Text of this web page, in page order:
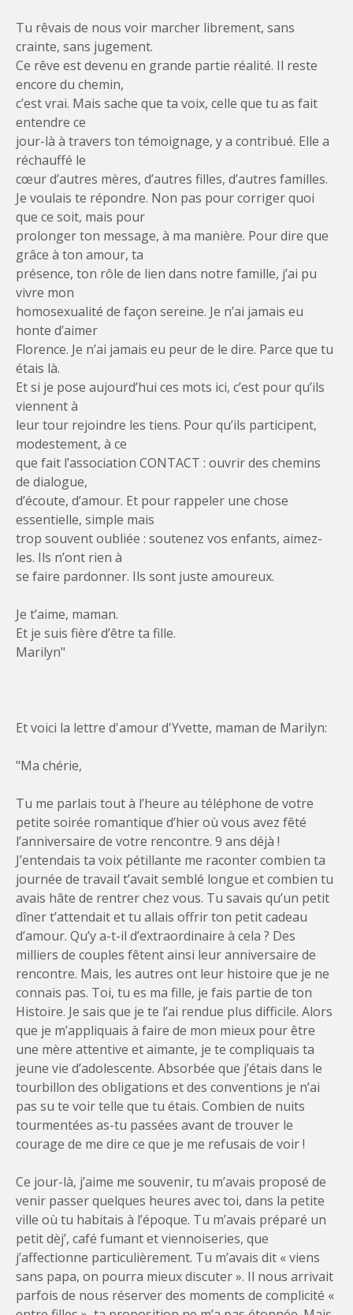
Tu rêvais de nous voir marcher librement, sans
crainte, sans jugement.
Ce rêve est devenu en grande partie réalité. Il reste
encore du chemin,
c’est vrai. Mais sache que ta voix, celle que tu as fait
entendre ce
jour-là à travers ton témoignage, y a contribué. Elle a
réchauffé le
cœur d’autres mères, d’autres filles, d’autres familles.
Je voulais te répondre. Non pas pour corriger quoi
que ce soit, mais pour
prolonger ton message, à ma manière. Pour dire que
grâce à ton amour, ta
présence, ton rôle de lien dans notre famille, j’ai pu
vivre mon
homosexualité de façon sereine. Je n’ai jamais eu
honte d’aimer
Florence. Je n’ai jamais eu peur de le dire. Parce que tu
étais là.
Et si je pose aujourd’hui ces mots ici, c’est pour qu’ils
viennent à
leur tour rejoindre les tiens. Pour qu’ils participent,
modestement, à ce
que fait l’association CONTACT : ouvrir des chemins
de dialogue,
d’écoute, d’amour. Et pour rappeler une chose
essentielle, simple mais
trop souvent oubliée : soutenez vos enfants, aimez-
les. Ils n’ont rien à
se faire pardonner. Ils sont juste amoureux.
Je t’aime, maman.
Et je suis fière d’être ta fille.
Marilyn"
Et voici la lettre d'amour d'Yvette, maman de Marilyn:
"Ma chérie,
Tu me parlais tout à l’heure au téléphone de votre
petite soirée romantique d’hier où vous avez fêté
l’anniversaire de votre rencontre. 9 ans déjà !
J’entendais ta voix pétillante me raconter combien ta
journée de travail t’avait semblé longue et combien tu
avais hâte de rentrer chez vous. Tu savais qu’un petit
dîner t’attendait et tu allais offrir ton petit cadeau
d’amour. Qu’y a-t-il d’extraordinaire à cela ? Des
milliers de couples fêtent ainsi leur anniversaire de
rencontre. Mais, les autres ont leur histoire que je ne
connais pas. Toi, tu es ma fille, je fais partie de ton
Histoire. Je sais que je te l’ai rendue plus difficile. Alors
que je m’appliquais à faire de mon mieux pour être
une mère attentive et aimante, je te compliquais ta
jeune vie d’adolescente. Absorbée que j’étais dans le
tourbillon des obligations et des conventions je n’ai
pas su te voir telle que tu étais. Combien de nuits
tourmentées as-tu passées avant de trouver le
courage de me dire ce que je me refusais de voir !
Ce jour-là, j’aime me souvenir, tu m’avais proposé de
venir passer quelques heures avec toi, dans la petite
ville où tu habitais à l’époque. Tu m’avais préparé un
petit dèj’, café fumant et viennoiseries, que
j’affectionne particulièrement. Tu m’avais dit « viens
sans papa, on pourra mieux discuter ». Il nous arrivait
parfois de nous réserver des moments de complicité «